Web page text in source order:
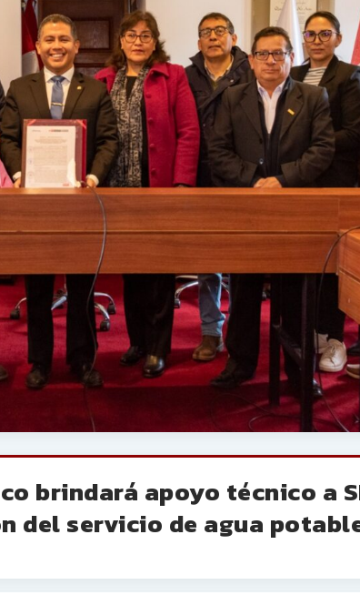
brindará apoyo técnico a
del servicio de agua